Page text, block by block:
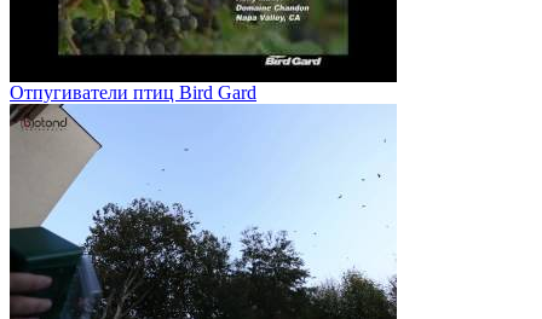
Отпугиватели птиц Bird Gard